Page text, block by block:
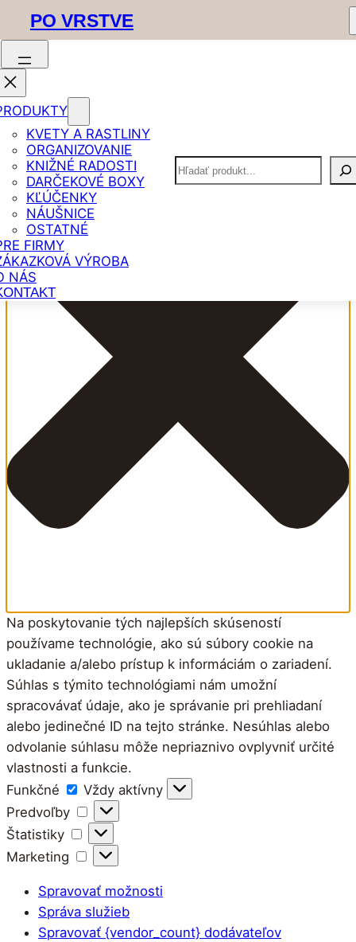
Spravovať Súhlas
Na poskytovanie tých najlepších skúseností
používame technológie, ako sú súbory cookie na
ukladanie a/alebo prístup k informáciám o zariadení.
Súhlas s týmito technológiami nám umožní
spracovávať údaje, ako je správanie pri prehliadaní
alebo jedinečné ID na tejto stránke. Nesúhlas alebo
odvolanie súhlasu môže nepriaznivo ovplyvniť určité
vlastnosti a funkcie.
Funkčné
Funkčné
Vždy aktívny
Predvoľby
Predvoľby
Štatistiky
Štatistiky
Marketing
Marketing
Spravovať možnosti
Správa služieb
Spravovať {vendor_count} dodávateľov
PO VRSTVE
KVETY A RASTLINY
ORGANIZOVANIE
KNIŽNÉ RADOSTI
DARČEKOVÉ BOXY
KĽÚČENKY
NÁUŠNICE
OSTATNÉ
FIRMY
VÝROBA
NÁS
Hľadať